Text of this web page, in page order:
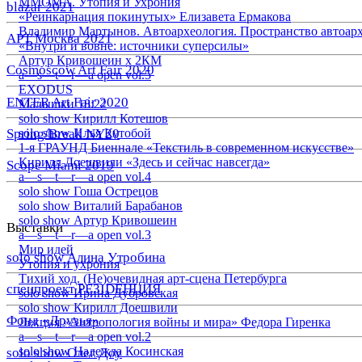
blazar 2021
АРТ Москва 2021
Cosmoscow Art Fair 2020
ENTER Art Fair 2020
Spring/Break NY20
Scope Miami 2019
Выставки
solo show Алина Утробина
спецпроект РЕЗIDЕНЦИЯ
Фонд «Друзья»
solo show Олег Доу
«Реинкарнация покинутых» Елизавета Ермакова
Владимир Мартынов. Автоархеология. Пространство
«Внутри и вовне: источники суперсилы»
Артур Кривошеин х 2КМ
a—s—t—r—a open vol.5
EXODUS
Малышки 18:22
solo show Кирилл Котешов
solo show Илья Кутобой
1-я ГРАУНД Биеннале «Текстиль в современном искусстве»
Кирилл Доешвили «Здесь и сейчас навсегда»
a—s—t—r—a open vol.4
solo show Гоша Острецов
solo show Виталий Барабанов
solo show Артур Кривошеин
a—s—t—r—a open vol.3
Мир идей
Утопия и ухрония
Тихий ход. (Не)очевидная арт-сцена Петербурга
solo show Ирина Дубровская
solo show Кирилл Доешвили
Лекция «Антропология войны и мира» Федора Гиренка
a—s—t—r—a open vol.2
solo show Надежда Косинская